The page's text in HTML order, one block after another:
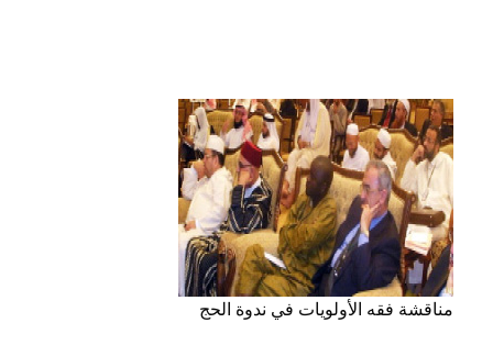
مناقشة فقه الأولويات في ندوة الحج